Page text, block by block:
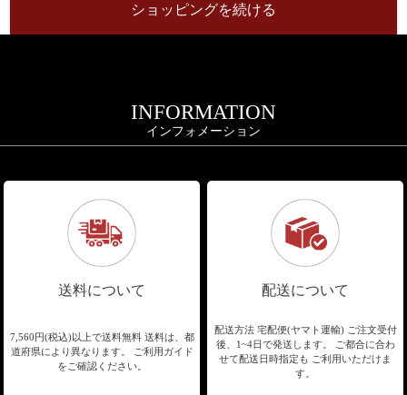
ショッピングを続ける
INFORMATION
インフォメーション
送料について
7,560円(税込)以上で送料無料送料は、都
道府県により異なります。
ご利用ガイド
をご確認ください。
配送について
配送方法 宅配便(ヤマト運輸) ご注文受付
後、1~4日で発送します。
ご都合に合わ
せて配送日時指定も ご利用いただけま
す。